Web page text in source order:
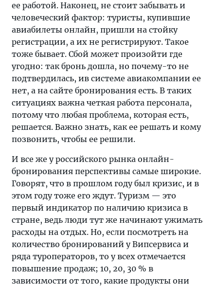
ее работой. Наконец, не стоит забывать и
человеческий фактор: туристы, купившие
авиабилеты онлайн, пришли на стойку
регистрации, а их не регистрируют. Такое
тоже бывает. Сбой может произойти где
угодно: так бронь дошла, но почему-то не
подтвердилась, ив системе авиакомпании ее
нет, а на сайте бронирования есть. В таких
ситуациях важна четкая работа персонала,
потому что любая проблема, которая есть,
решается. Важно знать, как ее решать и кому
позвонить, чтобы ее решили.
И все же у российского рынка онлайн-
бронирования перспективы самые широкие.
Говорят, что в прошлом году был кризис, и в
этом году тоже его ждут. Туризм — это
первый индикатор по наличию кризиса в
стране, ведь люди тут же начинают ужимать
расходы на отдых. Но, если посмотреть на
количество бронирований у Випсервиса и
ряда туроператоров, то у всех отмечается
повышение продаж; 10, 20, 30 % в
зависимости от того, какие продукты они